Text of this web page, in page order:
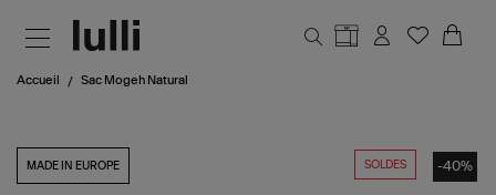
Accueil Sac Mogeh Natural
SOLDES -40%
MADE IN EUROPE